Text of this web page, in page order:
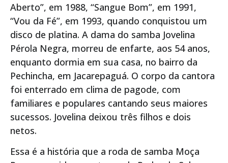
Aberto”, em 1988, “Sangue Bom”, em 1991,
“Vou da Fé”, em 1993, quando conquistou um
disco de platina. A dama do samba Jovelina
Pérola Negra, morreu de enfarte, aos 54 anos,
enquanto dormia em sua casa, no bairro da
Pechincha, em Jacarepaguá. O corpo da cantora
foi enterrado em clima de pagode, com
familiares e populares cantando seus maiores
sucessos. Jovelina deixou três filhos e dois
netos.
Essa é a história que a roda de samba Moça